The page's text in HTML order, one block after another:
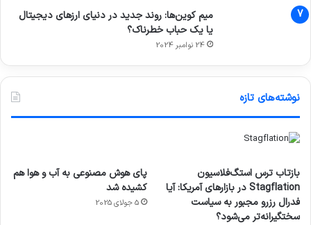
میم کوین‌ها: روند جدید در دنیای ارزهای دیجیتال
یا یک حباب خطرناک؟
24 نوامبر 2024
نوشته‌های تازه
بازتاب ترس استگ‌فلاسیون
Stagflation در بازارهای آمریکا: آیا
فدرال رزرو مجبور به سیاست
سختگیرانه‌تر می‌شود؟
پای هوش مصنوعی به آب و هوا هم
کشیده شد
5 جولای 2025